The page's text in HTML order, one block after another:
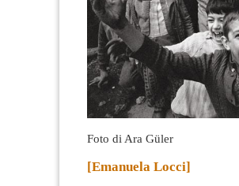
Foto di Ara Güler
[Emanuela Locci]